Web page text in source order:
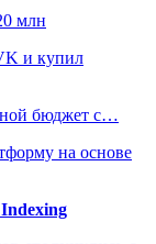
млн
и купил
бюджет с…
на основе